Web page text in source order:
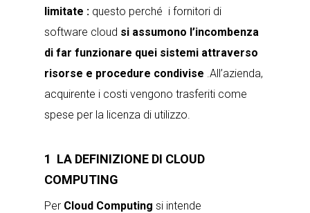
limitate : questo perché i fornitori di
software cloud si assumono l’incombenza
di far funzionare quei sistemi attraverso
risorse e procedure condivise .All’azienda,
acquirente i costi vengono trasferiti come
spese per la licenza di utilizzo.
1 LA DEFINIZIONE DI CLOUD
COMPUTING
Per Cloud Computing si intende